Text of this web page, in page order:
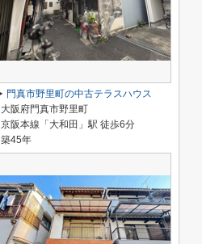
門真市野里町の中古テラスハウス
大阪府門真市野里町
京阪本線「大和田」駅 徒歩6分
築45年